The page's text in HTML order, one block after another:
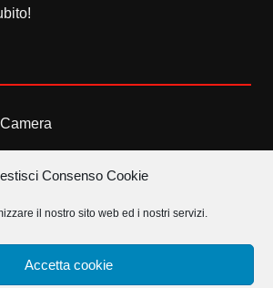
Consenso Cookie
il nostro sito web ed i nostri servizi.
Accetta cookie